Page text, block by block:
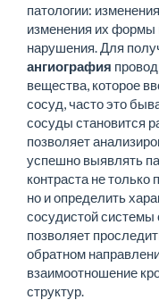
патологии:
изменения их формы
нарушения. Для
ангиография
вещества, которое
сосуд, часто это
сосуды становится
позволяет
успешно выявлять
контраста не только
но и определить
сосудистой системы
позволяет
обратном
взаимоотношение
структур.